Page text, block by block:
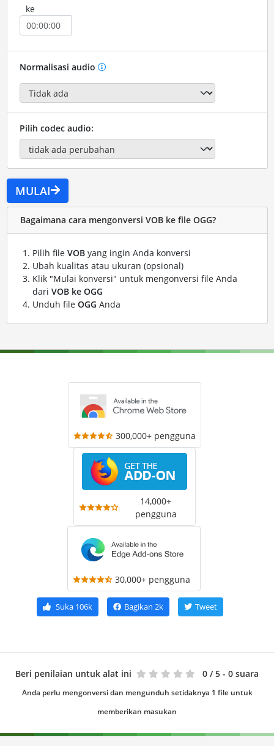
ke
Normalisasi audio
Pilih codec audio:
MULAI
Bagaimana cara mengonversi VOB ke file OGG?
Pilih file VOByang ingin Anda konversi
Ubah kualitas atau ukuran (opsional)
Klik "Mulai konversi" untuk mengonversi file Anda
dari VOB ke OGG
Unduh file OGG Anda
300,000+ pengguna
14,000+
pengguna
30,000+ pengguna
Suka106k Bagikan 2k Tweet
Beri penilaian untuk alat ini 0 / 5 - 0 suara
Anda perlu mengonversi dan mengunduh setidaknya 1 file untuk
memberikan masukan